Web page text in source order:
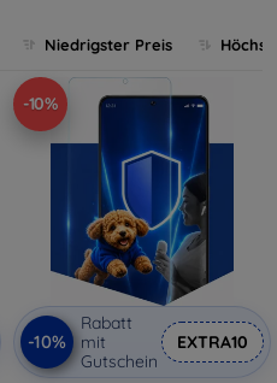
Niedrigster Preis
-10%
-10%
Rabatt
mit
Gutschein
EXTRA10